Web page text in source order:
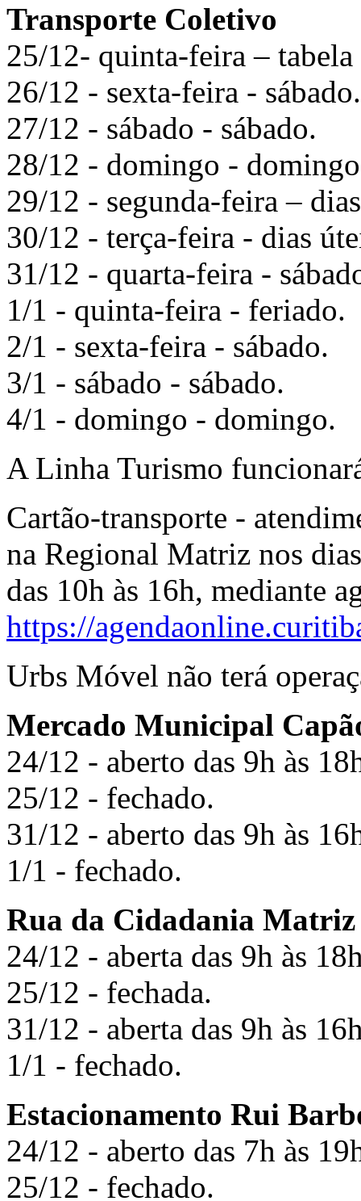
Transporte Coletivo
25/12- quinta-feira –
26/12 - sexta-feira - sábado.
27/12 - sábado - sábado.
28/12 - domingo -
29/12 - segunda-feira –
30/12 - terça-feira - dias
31/12 - quarta-feira -
1/1 - quinta-feira - feriado.
2/1 - sexta-feira - sábado.
3/1 - sábado - sábado.
4/1 - domingo - domingo.
A Linha Turismo
Cartão-transporte -
na Regional Matriz nos
das 10h às 16h, mediante
https://
Urbs Móvel não terá
Mercado Municipal
24/12 - aberto das 9h às
25/12 - fechado.
31/12 - aberto das 9h às
1/1 - fechado.
Rua da Cidadania Matriz
24/12 - aberta das 9h às
25/12 - fechada.
31/12 - aberta das 9h às
1/1 - fechado.
Estacionamento Rui
24/12 - aberto das 7h às
25/12 - fechado.